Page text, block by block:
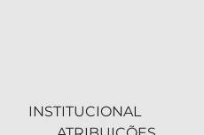
INSTITUCIONAL